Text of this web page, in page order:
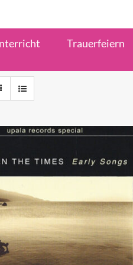
Trauerfeiern
/ QUICK VIEW